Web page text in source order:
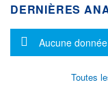
DERNIÈRES
Message
Aucune
Toutes